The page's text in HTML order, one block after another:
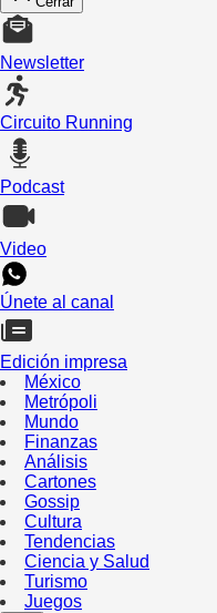
Newsletter
Circuito Running
Podcast
Video
Únete al canal
Edición impresa
México
Metrópoli
Mundo
Finanzas
Análisis
Cartones
Gossip
Cultura
Tendencias
Ciencia y Salud
Turismo
Juegos